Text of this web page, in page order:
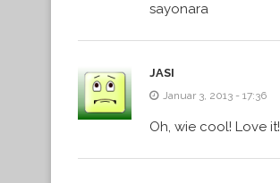
sayonara
JASI
Januar 3, 2013 - 17:36
Oh, wie cool! Love it!